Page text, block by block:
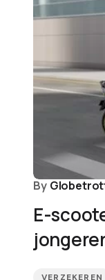
By
E-
VERZEKEREN